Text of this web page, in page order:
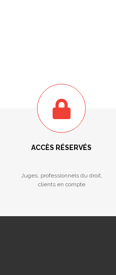
ACCÈS RÉSERVÉS
Juges, professionnels du droit,
clients en compte